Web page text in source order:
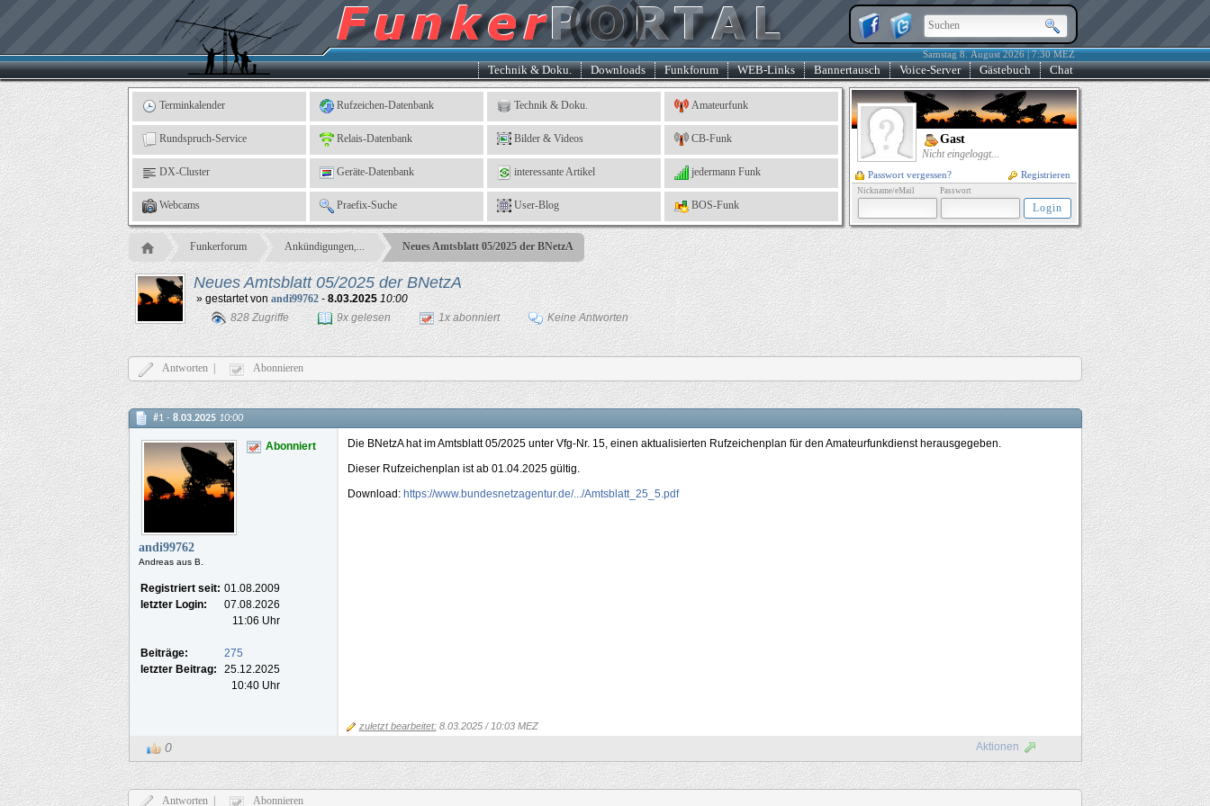
e.
V.,
Leinefelde
Samstag 8. August 2026 | 7:30 MEZ
Chat
Gästebuch
Voice-Server
Bannertausch
WEB-Links
Funkforum
Downloads
Technik & Doku.
Terminkalender Rufzeichen-Datenbank Technik & Doku. Amateurfunk
Rundspruch-Service Relais-Datenbank Bilder & Videos CB-Funk
DX-Cluster Geräte-Datenbank interessante Artikel jedermann Funk
Webcams Praefix-Suche User-Blog BOS-Funk
Gast
Nicht eingeloggt...
Passwort vergessen? Registrieren
Nickname/eMail Passwort
Funkerforum Ankündigungen,... Neues Amtsblatt 05/2025 der BNetzA
Neues Amtsblatt 05/2025 der BNetzA
» gestartet von andi99762-8.03.2025 10:00
828 Zugriffe
9x gelesen 1x abonniert Keine Antworten
Antworten | Abonnieren
#1 - 8.03.2025 10:00
Abonniert
andi99762
Andreas aus B.
Registriert seit: 01.08.2009
letzter Login:
07.08.2026
11:06 Uhr
Beiträge:
275
letzter Beitrag:
25.12.2025
10:40 Uhr
Die BNetzA hat im Amtsblatt 05/2025 unter Vfg-Nr. 15, einen aktualisierten Rufzeichenplan für den Amateurfunkdienst herausgegeben.
Dieser Rufzeichenplan ist ab 01.04.2025 gültig.
Download: https://www.bundesnetzagentur.de/.../Amtsblatt_25_5.pdf
zuletzt bearbeitet:8.03.2025 / 10:03 MEZ
0 Aktionen
Antworten | Abonnieren